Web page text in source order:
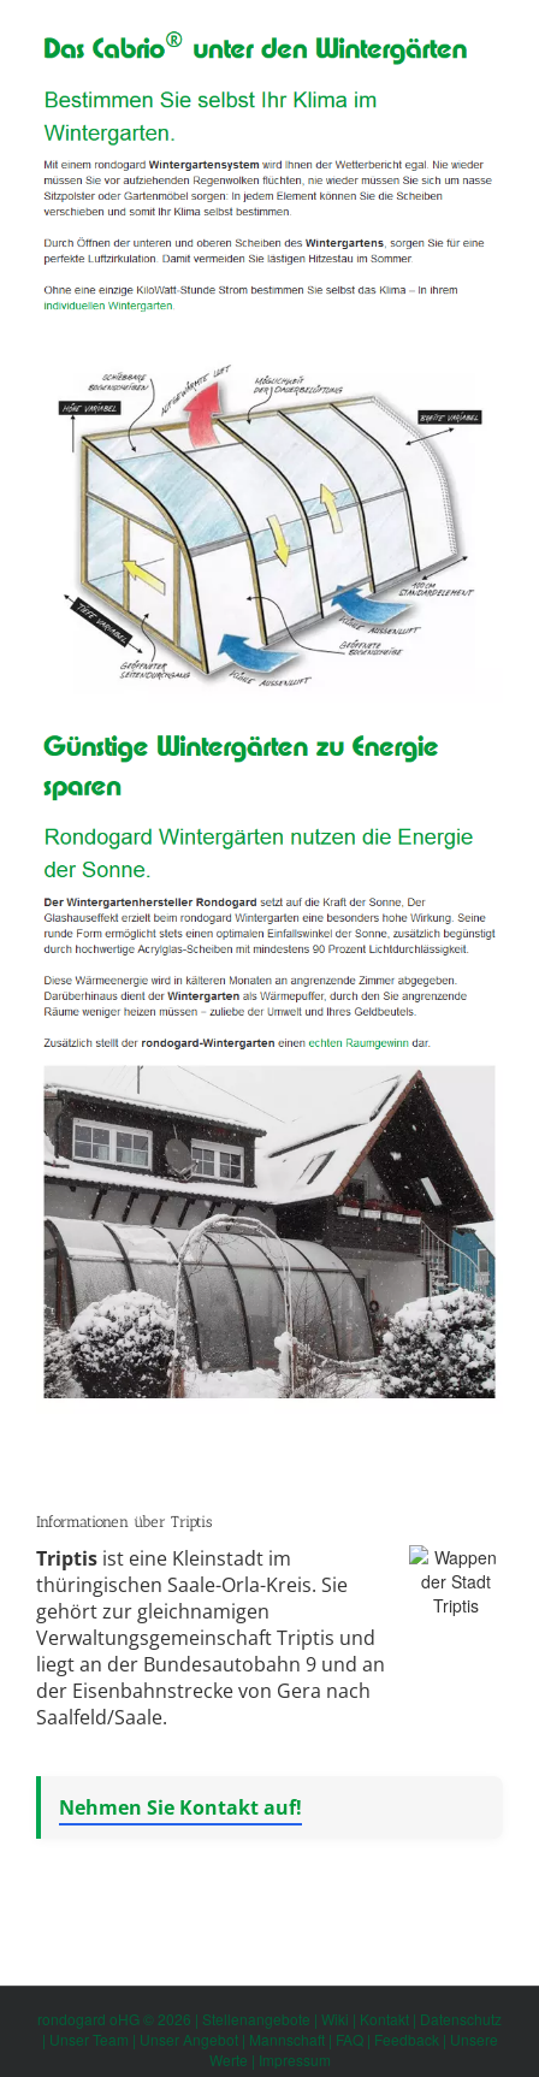
Informationen über Triptis
Triptis ist eine Kleinstadt im
thüringischen Saale-Orla-Kreis. Sie
gehört zur gleichnamigen
Verwaltungsgemeinschaft Triptis und
liegt an der Bundesautobahn 9 und an
der Eisenbahnstrecke von Gera nach
Saalfeld/Saale.
Nehmen Sie Kontakt auf!
rondogard oHG © 2026 | Stellenangebote | Wiki | Kontakt | Datenschutz
| Unser Team | Unser Angebot| Mannschaft| FAQ| Feedback | Unsere
Werte | Impressum